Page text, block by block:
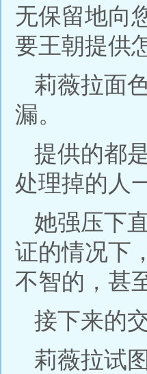
无保留地
要王朝提供
莉薇拉面
漏。
提供的都
处理掉的人
她强压下
证的情况下
不智的，甚
接下来的
莉薇拉试